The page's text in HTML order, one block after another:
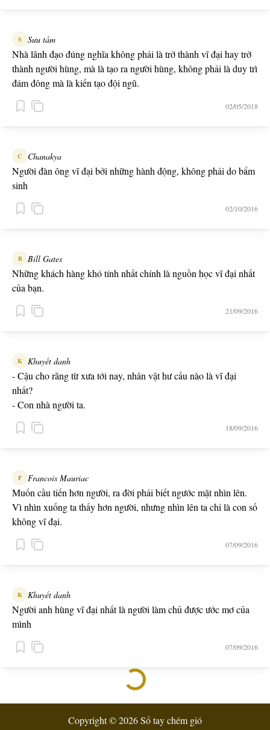
S Sưu tầm
Nhà lãnh đạo đúng nghĩa không phải là trở thành vĩ đại hay trở
thành người hùng, mà là tạo ra người hùng, không phải là duy trì
đám đông mà là kiến tạo đội ngũ.
02/05/2018
C Chanakya
Người đàn ông vĩ đại bởi những hành động, không phải do bẩm
sinh
02/10/2016
B Bill Gates
Những khách hàng khó tính nhất chính là nguồn học vĩ đại nhất
của bạn.
21/09/2016
K Khuyết danh
- Cậu cho rằng từ xưa tới nay, nhân vật hư cấu nào là vĩ đại
nhất?
- Con nhà người ta.
18/09/2016
F Francois Mauriac
Muốn cầu tiến hơn người, ra đời phải biết ngước mặt nhìn lên.
Vì nhìn xuống ta thấy hơn người, nhưng nhìn lên ta chỉ là con số
không vĩ đại.
07/09/2016
K Khuyết danh
Người anh hùng vĩ đại nhất là người làm chủ được ước mơ của
mình
07/09/2016
Copyright © 2026 Sổ tay chém gió